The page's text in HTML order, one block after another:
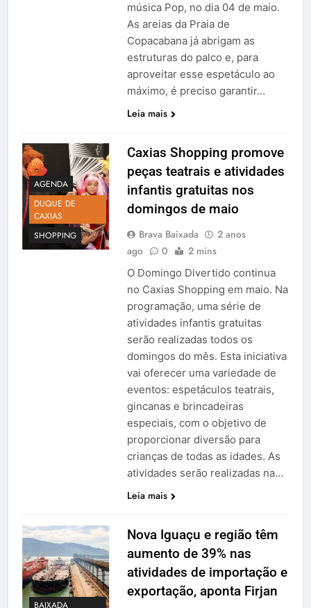
música Pop, no dia 04 de maio.
As areias da Praia de
Copacabana já abrigam as
estruturas do palco e, para
aproveitar esse espetáculo ao
máximo, é preciso garantir…
Leia mais
AGENDA
DUQUE DE
CAXIAS
SHOPPING
Caxias Shopping promove
peças teatrais e atividades
infantis gratuitas nos
domingos de maio
Brava Baixada
2 anos
ago
0 2 mins
O Domingo Divertido continua
no Caxias Shopping em maio. Na
programação, uma série de
atividades infantis gratuitas
serão realizadas todos os
domingos do mês. Esta iniciativa
vai oferecer uma variedade de
eventos: espetáculos teatrais,
gincanas e brincadeiras
especiais, com o objetivo de
proporcionar diversão para
crianças de todas as idades. As
atividades serão realizadas na…
Leia mais
BAIXADA
Nova Iguaçu e região têm
aumento de 39% nas
atividades de importação e
exportação, aponta Firjan